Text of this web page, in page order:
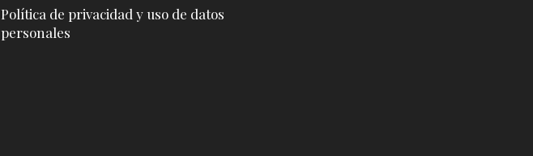
Política de privacidad y uso de datos
personales